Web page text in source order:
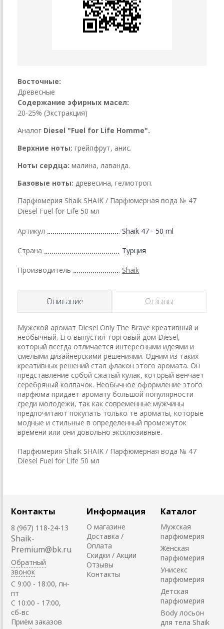
Восточные:
Древесные
Содержание эфирных масел:
20-25% (Экстракция)
Аналог Diesel "Fuel for Life Homme".
Верхние ноты: грейпфрут, анис.
Ноты сердца: малина, лаванда.
Базовые ноты: древесина, гелиотроп.
Парфюмерия Shaik SHAIK / Парфюмерная вода № 47
Diesel Fuel for Life 50 мл
Артикул Shaik 47 - 50 ml
Страна Турция
Производитель Shaik
Описание Отзывы
Мужской аромат Diesel Only The Brave креативный и
необычный. Его выпустил торговый дом Diesel,
который всегда отличается интересными идеями и
смелыми дизайнерскими решениями. Одним из таких
креативных решений стал флакон этого аромата. Он
представление собой сжатый кулак, который венчает
серебряный колпачок. Необычное оформление этого
парфюма придает аромату большой популярности
среди молодежи, так как современные мужчины
предпочитают покупать только те ароматы, которые
модные и стильные в определенный промежуток
времени или они довольно эксклюзивные.
Парфюмерия Shaik SHAIK / Парфюмерная вода № 47
Diesel Fuel for Life 50 мл
Контакты
8 (967) 118-24-13
Shaik-
Premium@bk.ru
Обратный
звонок
C 9:00 - 18:00, пн-
пт
С 10:00 - 17:00,
сб-вс
Приём заказов
Информация
О магазине
Доставка /
Оплата
Скидки / Акции
Отзывы
Контакты
Каталог
Мужская
парфюмерия
Женская
парфюмерия
Унисекс
парфюмерия
Детская
парфюмерия
Body лосьон
для тела Shaik